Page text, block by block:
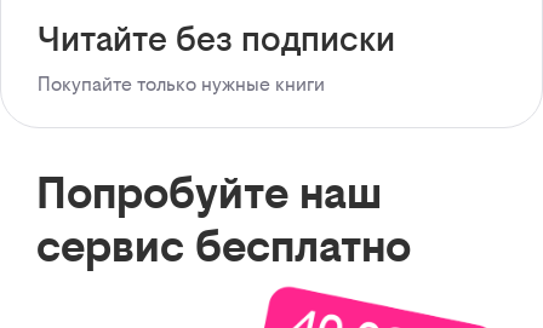
Читайте без подписки
Покупайте только нужные книги
Попробуйте наш
сервис бесплатно